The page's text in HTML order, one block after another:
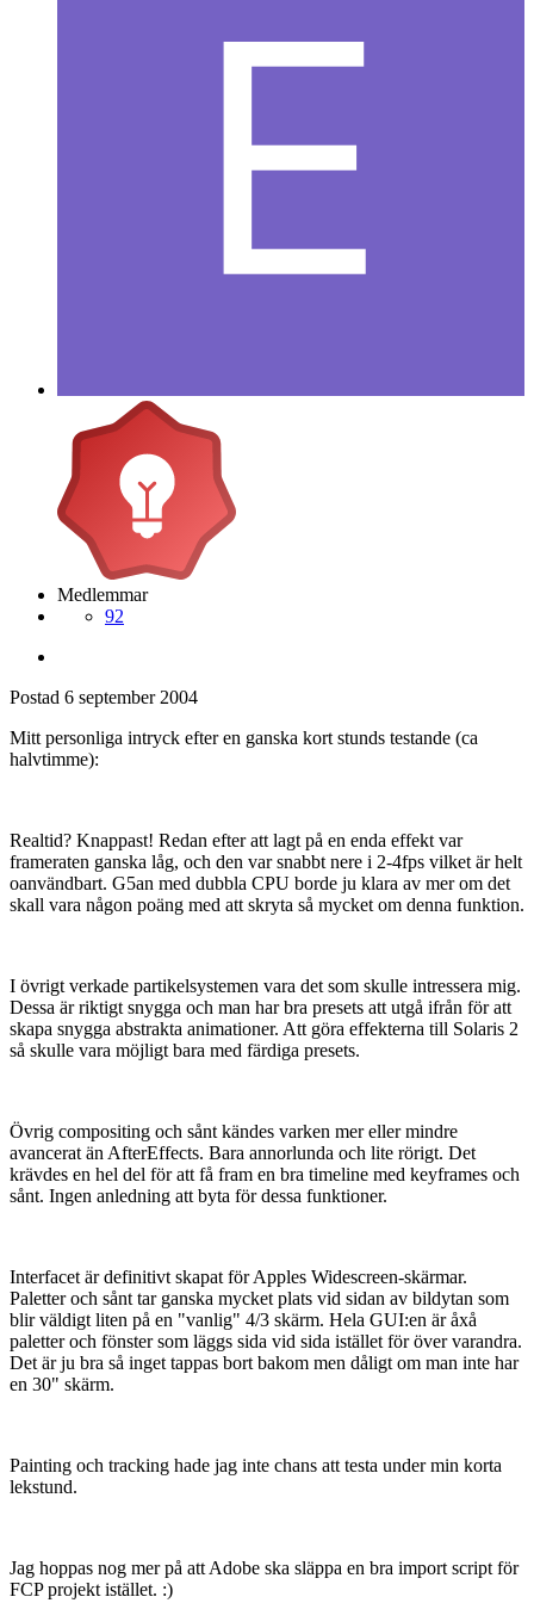
Medlemmar
92
Postad 6 september 2004
Mitt personliga intryck efter en ganska kort stunds testande (ca
halvtimme):
Realtid? Knappast! Redan efter att lagt på en enda effekt var
frameraten ganska låg, och den var snabbt nere i 2-4fps vilket är helt
oanvändbart. G5an med dubbla CPU borde ju klara av mer om det
skall vara någon poäng med att skryta så mycket om denna funktion.
I övrigt verkade partikelsystemen vara det som skulle intressera mig.
Dessa är riktigt snygga och man har bra presets att utgå ifrån för att
skapa snygga abstrakta animationer. Att göra effekterna till Solaris 2
så skulle vara möjligt bara med färdiga presets.
Övrig compositing och sånt kändes varken mer eller mindre
avancerat än AfterEffects. Bara annorlunda och lite rörigt. Det
krävdes en hel del för att få fram en bra timeline med keyframes och
sånt. Ingen anledning att byta för dessa funktioner.
Interfacet är definitivt skapat för Apples Widescreen-skärmar.
Paletter och sånt tar ganska mycket plats vid sidan av bildytan som
blir väldigt liten på en "vanlig" 4/3 skärm. Hela GUI:en är åxå
paletter och fönster som läggs sida vid sida istället för över varandra.
Det är ju bra så inget tappas bort bakom men dåligt om man inte har
en 30" skärm.
Painting och tracking hade jag inte chans att testa under min korta
lekstund.
Jag hoppas nog mer på att Adobe ska släppa en bra import script för
FCP projekt istället. :)